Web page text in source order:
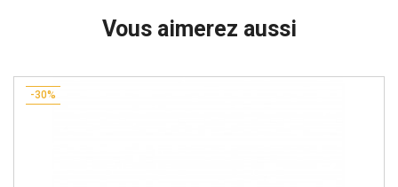
Vous aimerez aussi
-30%